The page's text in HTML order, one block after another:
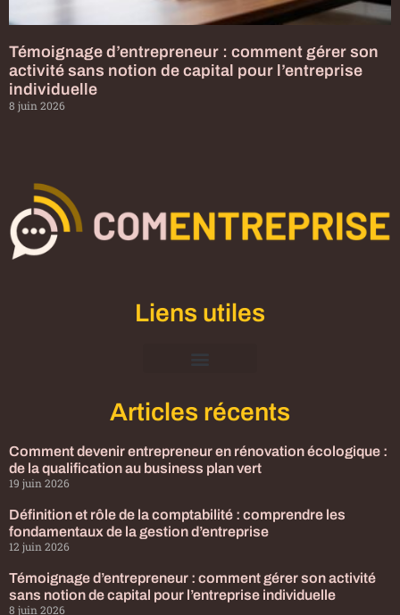
Témoignage d’entrepreneur : comment gérer son
activité sans notion de capital pour l’entreprise
individuelle
8 juin 2026
Liens utiles
Articles récents
Comment devenir entrepreneur en rénovation écologique :
de la qualification au business plan vert
19 juin 2026
Définition et rôle de la comptabilité : comprendre les
fondamentaux de la gestion d’entreprise
12 juin 2026
Témoignage d’entrepreneur : comment gérer son activité
sans notion de capital pour l’entreprise individuelle
8 juin 2026